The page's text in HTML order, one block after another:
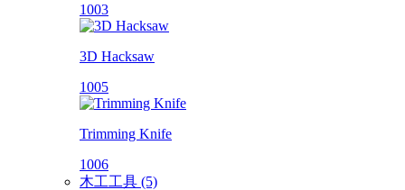
1003
3D Hacksaw
1005
Trimming Knife
1006
木工工具 (5)